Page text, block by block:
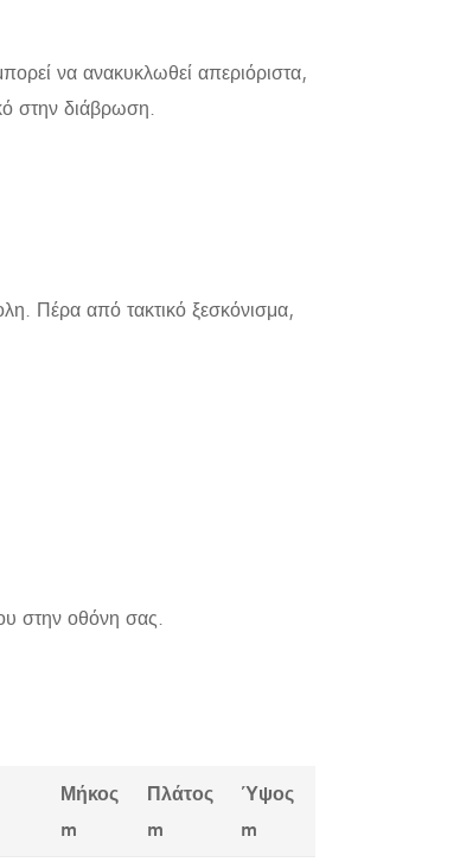
να ανακυκλωθεί απεριόριστα,
στην διάβρωση.
Πέρα από τακτικό ξεσκόνισμα,
στην οθόνη σας.
Μήκος
m
Πλάτος
m
Ύψος
m